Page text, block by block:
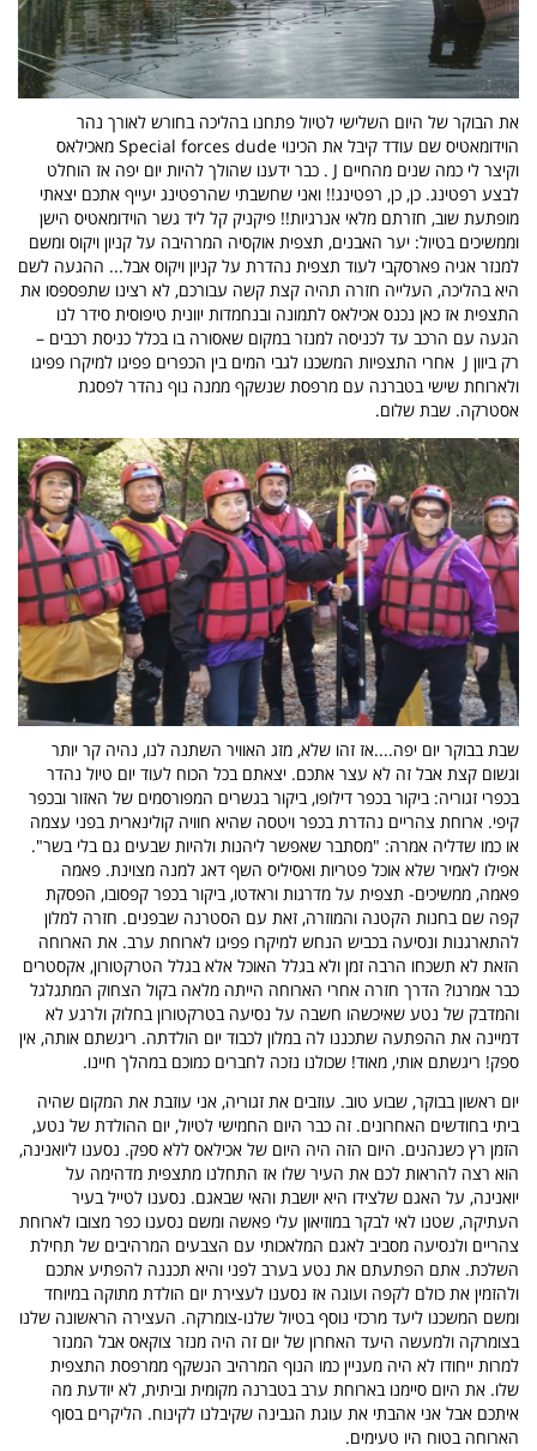
את הבוקר של היום השלישי לטיול פתחנו בהליכה בחורש לאורך נהר
הוידומאטיס שם עודד קיבל את הכינוי Special forces dude מאכילאס
וקיצר לי כמה שנים מהחיים J . כבר ידענו שהולך להיות יום יפה אז הוחלט
לבצע רפטינג. כן, כן, רפטינג!! ואני שחשבתי שהרפטינג יעייף אתכם יצאתי
מופתעת שוב, חזרתם מלאי אנרגיות!! פיקניק קל ליד גשר הוידומאטיס הישן
וממשיכים בטיול: יער האבנים, תצפית אוקסיה המרהיבה על קניון ויקוס ומשם
למנזר אגיה פארסקבי לעוד תצפית נהדרת על קניון ויקוס אבל... ההגעה לשם
היא בהליכה, העלייה חזרה תהיה קצת קשה עבורכם, לא רצינו שתפספסו את
התצפית אז כאן נכנס אכילאס לתמונה ובנחמדות יוונית טיפוסית סידר לנו
הגעה עם הרכב עד לכניסה למנזר במקום שאסורה בו בכלל כניסת רכבים –
רק ביוון J אחרי התצפיות המשכנו לגבי המים בין הכפרים פפיגו למיקרו פפיגו
ולארוחת שישי בטברנה עם מרפסת שנשקף ממנה נוף נהדר לפסגת
אסטרקה. שבת שלום.
שבת בבוקר יום יפה....אז זהו שלא, מזג האוויר השתנה לנו, נהיה קר יותר
וגשום קצת אבל זה לא עצר אתכם. יצאתם בכל הכוח לעוד יום טיול נהדר
בכפרי זגוריה: ביקור בכפר דילופו, ביקור בגשרים המפורסמים של האזור ובכפר
קיפי. ארוחת צהריים נהדרת בכפר ויטסה שהיא חוויה קולינארית בפני עצמה
או כמו שדליה אמרה: "מסתבר שאפשר ליהנות ולהיות שבעים גם בלי בשר".
אפילו לאמיר שלא אוכל פטריות ואסיליס השף דאג למנה מצוינת. פאמה
פאמה, ממשיכים- תצפית על מדרגות וראדטו, ביקור בכפר קפסובו, הפסקת
קפה שם בחנות הקטנה והמוזרה, זאת עם הסטרנה שבפנים. חזרה למלון
להתארגנות ונסיעה בכביש הנחש למיקרו פפיגו לארוחת ערב. את הארוחה
הזאת לא תשכחו הרבה זמן ולא בגלל האוכל אלא בגלל הטרקטורון, אקסטרים
כבר אמרנו? הדרך חזרה אחרי הארוחה הייתה מלאה בקול הצחוק המתגלגל
והמדבק של נטע שאיכשהו חשבה על נסיעה בטרקטורון בחלוק ולרגע לא
דמיינה את ההפתעה שתכננו לה במלון לכבוד יום הולדתה. ריגשתם אותה, אין
ספק! ריגשתם אותי, מאוד! שכולנו נזכה לחברים כמוכם במהלך חיינו.
יום ראשון בבוקר, שבוע טוב. עוזבים את זגוריה, אני עוזבת את המקום שהיה
ביתי בחודשים האחרונים. זה כבר היום החמישי לטיול, יום ההולדת של נטע,
הזמן רץ כשנהנים. היום הזה היה היום של אכילאס ללא ספק. נסענו ליואנינה,
הוא רצה להראות לכם את העיר שלו אז התחלנו מתצפית מדהימה על
יואנינה, על האגם שלצידו היא יושבת והאי שבאגם. נסענו לטייל בעיר
העתיקה, שטנו לאי לבקר במוזיאון עלי פאשה ומשם נסענו כפר מצובו לארוחת
צהריים ולנסיעה מסביב לאגם המלאכותי עם הצבעים המרהיבים של תחילת
השלכת. אתם הפתעתם את נטע בערב לפני והיא תכננה להפתיע אתכם
ולהזמין את כולם לקפה ועוגה אז נסענו לעצירת יום הולדת מתוקה במיוחד
ומשם המשכנו ליעד מרכזי נוסף בטיול שלנו-צומרקה. העצירה הראשונה שלנו
בצומרקה ולמעשה היעד האחרון של יום זה היה מנזר צוקאס אבל המנזר
למרות ייחודו לא היה מעניין כמו הנוף המרהיב הנשקף ממרפסת התצפית
שלו. את היום סיימנו בארוחת ערב בטברנה מקומית וביתית, לא יודעת מה
איתכם אבל אני אהבתי את עוגת הגבינה שקיבלנו לקינוח. הליקרים בסוף
הארוחה בטוח היו טעימים.